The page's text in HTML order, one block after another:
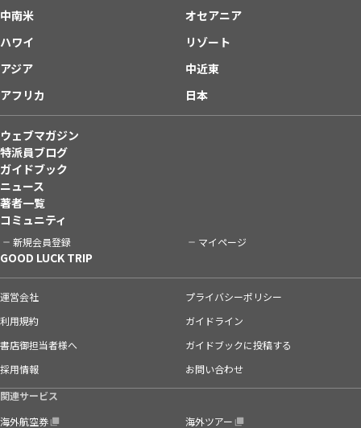
中南米
オセアニア
ハワイ
リゾート
アジア
中近東
アフリカ
日本
ウェブマガジン
特派員ブログ
ガイドブック
ニュース
著者一覧
コミュニティ
新規会員登録 マイページ
GOOD LUCK TRIP
運営会社
プライバシーポリシー
利用規約
ガイドライン
書店御担当者様へ
ガイドブックに投稿する
採用情報
お問い合わせ
関連サービス
海外航空券
海外ツアー